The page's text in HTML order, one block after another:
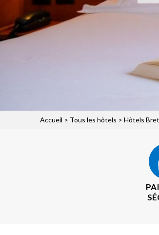
Accueil > Tous les hôtels > Hôtels